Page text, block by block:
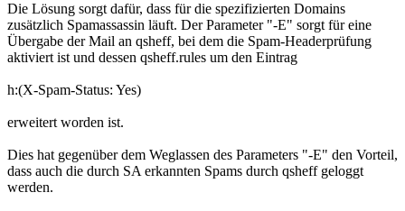
Die Lösung sorgt dafür, dass für die spezifizierten Domains
zusätzlich Spamassassin läuft. Der Parameter "-E" sorgt für eine
Übergabe der Mail an qsheff, bei dem die Spam-Headerprüfung
aktiviert ist und dessen qsheff.rules um den Eintrag
h:(X-Spam-Status: Yes)
erweitert worden ist.
Dies hat gegenüber dem Weglassen des Parameters "-E" den Vorteil,
dass auch die durch SA erkannten Spams durch qsheff geloggt
werden.